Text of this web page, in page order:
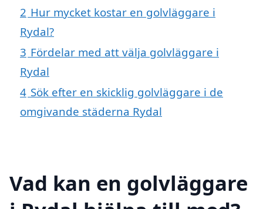
2 Hur mycket kostar en golvläggare i
Rydal?
3 Fördelar med att välja golvläggare i
Rydal
4 Sök efter en skicklig golvläggare i de
omgivande städerna Rydal
Vad kan en golvläggare